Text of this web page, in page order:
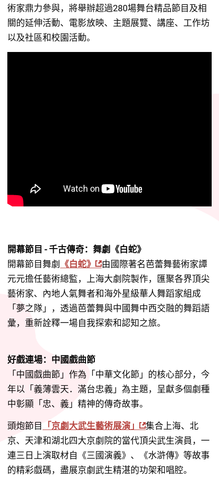
術家鼎力參與，將舉辦超過280場舞台精品節目及相
關的延伸活動、電影放映、主題展覽、講座、工作坊
以及社區和校園活動。
開幕節目 - 千古傳奇：舞劇《白蛇》
開幕節目舞劇 《白蛇》
由國際著名芭蕾舞藝術家譚
元元擔任藝術總監，上海大劇院製作，匯聚各界頂尖
藝術家、內地人氣舞者和海外星級華人舞蹈家組成
「夢之隊」，透過芭蕾舞與中國舞中西交融的舞蹈語
彙，重新詮釋一場自我探索和認知之旅。
好戲連場：中國戲曲節
「中國戲曲節」作為「中華文化節」的核心部分，今
年以「義薄雲天．滿台忠義」為主題，呈獻多個劇種
中彰顯「忠、義」精神的傳奇故事。
頭炮節目 「京劇大武生藝術展演」
集合上海、北
京、天津和湖北四大京劇院的當代頂尖武生演員，一
連三日上演取材自《三國演義》、《水滸傳》等故事
的精彩戲碼，盡展京劇武生精湛的功架和唱腔。